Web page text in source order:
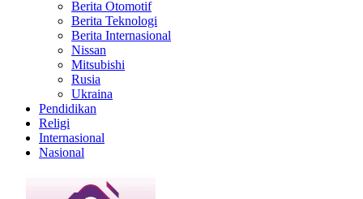
Berita Otomotif
Berita Teknologi
Berita Internasional
Nissan
Mitsubishi
Rusia
Ukraina
Pendidikan
Religi
Internasional
Nasional